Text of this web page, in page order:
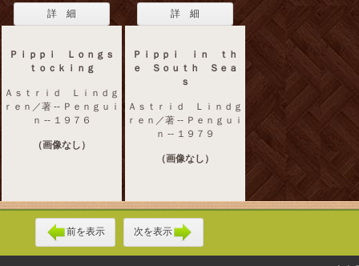
詳 細
Ｐｉｐｐｉ Ｌｏｎｇｓ
ｔｏｃｋｉｎｇ
Ａｓｔｒｉｄ Ｌｉｎｄｇ
ｒｅｎ／著 -- Ｐｅｎｇｕｉ
ｎ -- １９７６
（画像なし）
詳 細
Ｐｉｐｐｉ ｉｎ ｔｈ
ｅ Ｓｏｕｔｈ Ｓｅａ
ｓ
Ａｓｔｒｉｄ Ｌｉｎｄｇ
ｒｅｎ／著 -- Ｐｅｎｇｕｉ
ｎ -- １９７９
（画像なし）
前を表示 次を表示